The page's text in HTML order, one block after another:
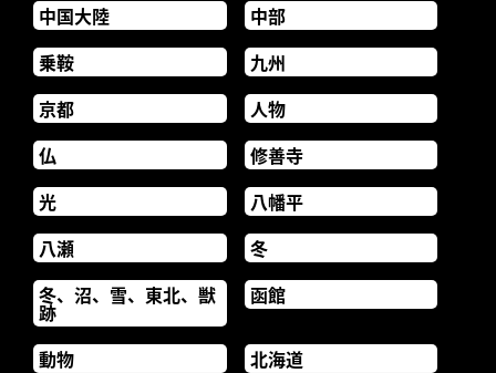
中国大陸
中部
乗鞍
九州
京都
人物
仏
修善寺
光
八幡平
八瀬
冬
冬、沼、雪、東北、獣
跡
函館
動物
北海道